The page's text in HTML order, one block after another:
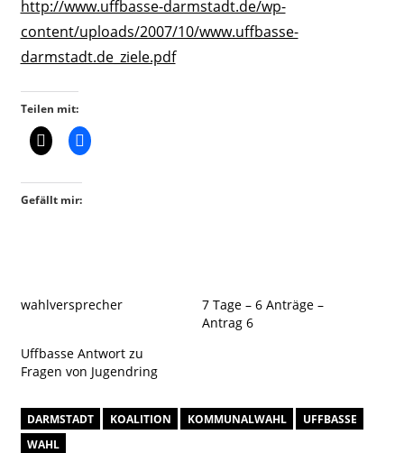
http://www.uffbasse-darmstadt.de/wp-
content/uploads/2007/10/www.uffbasse-
darmstadt.de_ziele.pdf
Teilen mit:
Gefällt mir:
wahlversprecher
7 Tage – 6 Anträge –
Antrag 6
Uffbasse Antwort zu
Fragen von Jugendring
DARMSTADT KOALITION KOMMUNALWAHL
UFFBASSE
WAHL